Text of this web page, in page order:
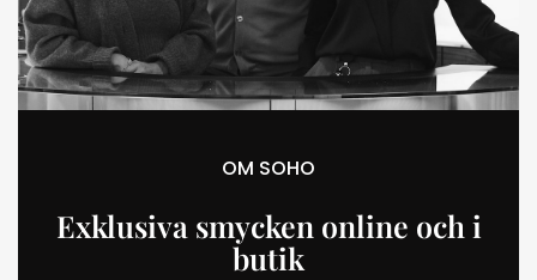
OM SOHO
Exklusiva smycken online och i
butik